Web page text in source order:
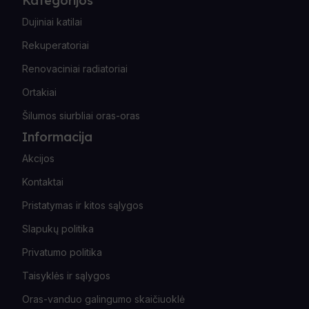
Dujiniai katilai
Rekuperatoriai
Renovaciniai radiatoriai
Ortakiai
Šilumos siurbliai oras-oras
Informacija
Akcijos
Kontaktai
Pristatymas ir kitos sąlygos
Slapukų politika
Privatumo politika
Taisyklės ir sąlygos
Oras-vanduo galingumo skaičiuoklė